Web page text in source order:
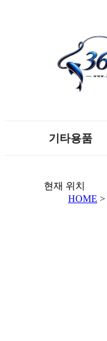
기타용품
현재 위치
HOME >